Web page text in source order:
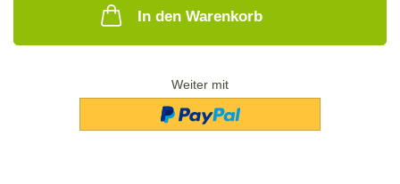
In den Warenkorb
Weiter mit